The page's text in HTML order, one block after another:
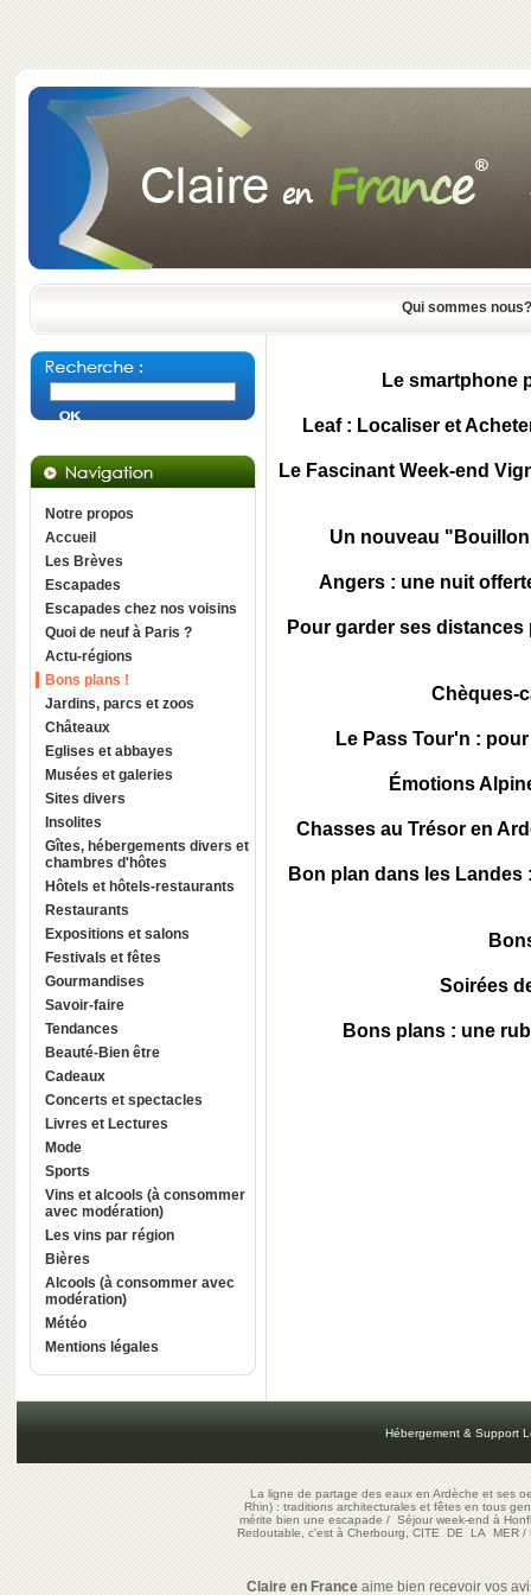
Qui sommes nous?
Notre propos
Accueil
Les Brèves
Escapades
Escapades chez nos voisins
Quoi de neuf à Paris ?
Actu-régions
Bons plans !
Jardins, parcs et zoos
Châteaux
Eglises et abbayes
Musées et galeries
Sites divers
Insolites
Gîtes, hébergements divers et
chambres d'hôtes
Hôtels et hôtels-restaurants
Restaurants
Expositions et salons
Festivals et fêtes
Gourmandises
Savoir-faire
Tendances
Beauté-Bien être
Cadeaux
Concerts et spectacles
Livres et Lectures
Mode
Sports
Vins et alcools (à consommer
avec modération)
Les vins par région
Bières
Alcools (à consommer avec
modération)
Météo
Mentions légales
Le smartphone
Leaf : Localiser et
Le Fascinant Week-end
Un nouveau
Angers : une nuit
Pour garder ses
Chèques-
Le Pass Tour'n :
Émotions
Chasses au Trésor en
Bon plan dans les Landes
Soirées
Bons plans : une
Hébergement & Support
La ligne de partage des eaux en Ardèche et ses
Rhin) : traditions architecturales et fêtes en tous
mérite bien une escapade/Séjour week-end à
Redoutable, c'est à Cherbourg, CITE DE LA MER/
Claire en Franceaime bien recevoir vos